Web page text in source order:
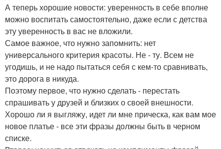
А теперь хорошие новости: уверенность в себе вполне
можно воспитать самостоятельно, даже если с детства
эту уверенность в вас не вложили.
Самое важное, что нужно запомнить: нет
универсального критерия красоты. Не - ту. Всем не
угодишь, и не надо пытаться себя с кем-то сравнивать,
это дорога в никуда.
Поэтому первое, что нужно сделать - перестать
спрашивать у друзей и близких о своей внешности.
Хорошо ли я выгляжу, идет ли мне прическа, как вам мое
новое платье - все эти фразы должны быть в черном
списке.